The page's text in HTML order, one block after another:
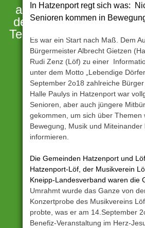
an
der
Terrassenmosel
In Hatzenport regt sich was:
Senioren kommen in
Es war ein Start nach Maß. Dem
Bürgermeister Albrecht Gietzen
Rudi Zenz (Löf) zu einer
unter dem Motto „Lebendige
September 2o18 zahlreiche
Halle Paulys in Hatzenport war
Senioren, aber auch jüngere
gekommen, um sich über Themen
Bewegung, Musik und Miteinander
informieren.
Die Gemeinden Hatzenport und
Hatzenport-Löf, der Musikverein
Kneipp-Landesverband waren die
Umrahmt wurde das Ganze von
Konzertprobe des Musikvereins
probte, was er am 14.September
Benefiz-Veranstaltung im Herz-